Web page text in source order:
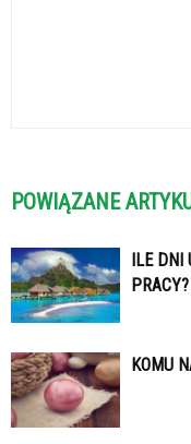
POWIĄZANE
ILE DNI
PRACY?
KOMU